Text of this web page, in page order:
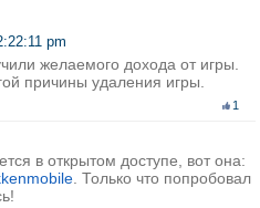
pm
желаемого дохода от игры.
причины удаления игры.
1
в открытом доступе, вот она:
. Только что попробовал